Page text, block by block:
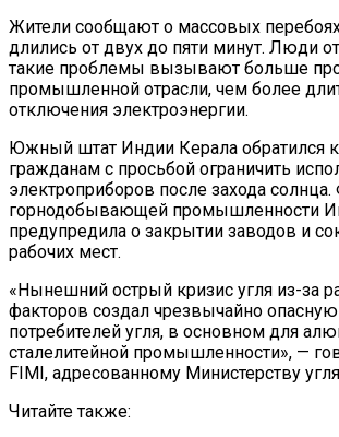
Жители сообщают о массовых
длились от двух до пяти минут. Люди
такие проблемы вызывают больше
промышленной отрасли, чем более
отключения электроэнергии.
Южный штат Индии Керала обратился
гражданам с просьбой ограничить
электроприборов после захода
горнодобывающей промышленности
предупредила о закрытии заводов и
рабочих мест.
«Нынешний острый кризис угля из-за
факторов создал чрезвычайно
потребителей угля, в основном для
сталелитейной промышленности», —
FIMI, адресованному Министерству
Читайте также: